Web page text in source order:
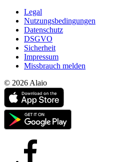
Legal
Nutzungsbedingungen
Datenschutz
DSGVO
Sicherheit
Impressum
Missbrauch melden
© 2026 Alaio